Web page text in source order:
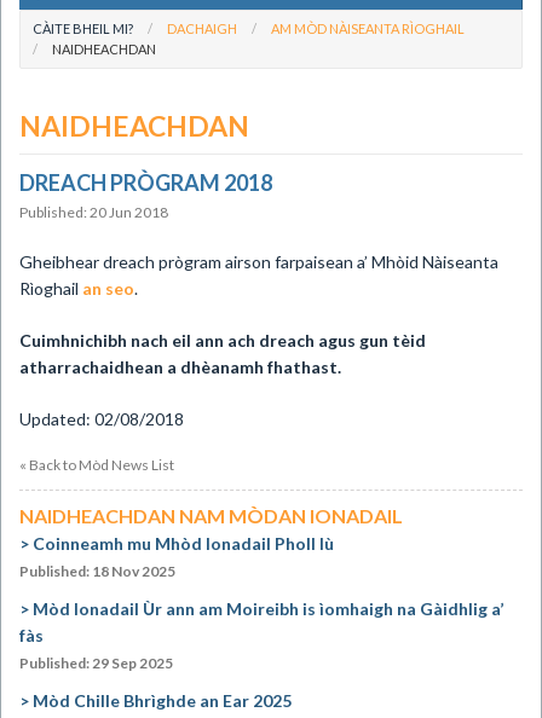
CÀITE BHEIL MI? DACHAIGH
AM MÒD NÀISEANTA RÌOGHAIL
NAIDHEACHDAN
NAIDHEACHDAN
DREACH PRÒGRAM 2018
Published: 20 Jun 2018
​​Gheibhear dreach prògram airson farpaisean a’ Mhòid Nàiseanta
Rìoghail an seo.
Cuimhnichibh nach eil ann ach dreach agus gun tèid
atharrachaidhean a dhèanamh fhathast.
Updated: 02/08/2018
« Back to Mòd News List
NAIDHEACHDAN NAM MÒDAN IONADAIL
Coinneamh mu Mhòd Ionadail Pholl Iù
Published: 18 Nov 2025
Mòd Ionadail Ùr ann am Moireibh is ìomhaigh na Gàidhlig a’
fàs
Published: 29 Sep 2025
Mòd Chille Bhrìghde an Ear 2025